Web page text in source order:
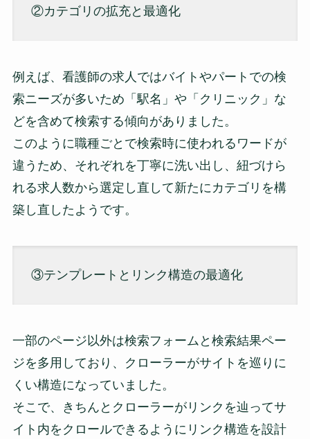
②カテゴリの拡充と最適化
例えば、看護師の求人ではバイトやパートでの検
索ニーズが多いため「駅名」や「クリニック」な
どを含めて検索する傾向がありました。
このように職種ごとで検索時に使われるワードが
違うため、それぞれを丁寧に洗い出し、紐づけら
れる求人数から選定し直して新たにカテゴリを構
築し直したようです。
③テンプレートとリンク構造の最適化
一部のページ以外は検索フォームと検索結果ペー
ジを多用しており、クローラーがサイトを巡りに
くい構造になっていました。
そこで、きちんとクローラーがリンクを辿ってサ
イト内をクロールできるようにリンク構造を設計